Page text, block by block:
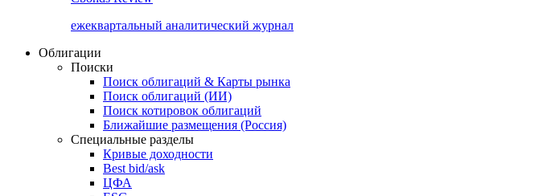
ежеквартальный аналитический журнал
Облигации
Поиски
Поиск облигаций & Карты рынка
Поиск облигаций (ИИ)
Поиск котировок облигаций
Ближайшие размещения (Россия)
Специальные разделы
Кривые доходности
Best bid/ask
ЦФА